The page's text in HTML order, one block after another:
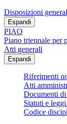
Disposizioni
Espandi
PIAO
Piano triennale per
Atti generali
Espandi
Riferimenti
Atti
Documenti di
Statuti e
Codice